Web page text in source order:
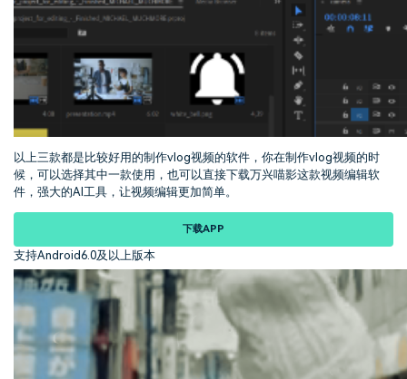
以上三款都是比较好用的制作vlog视频的软件，你在制作vlog视频的时
候，可以选择其中一款使用，也可以直接下载万兴喵影这款视频编辑软
件，强大的AI工具，让视频编辑更加简单。
下载APP
支持Android6.0及以上版本